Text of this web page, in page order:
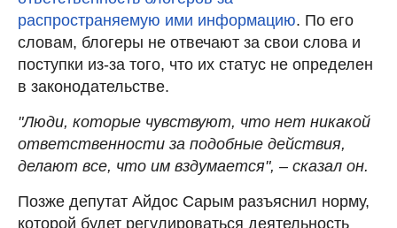
распространяемую ими информацию. По его
словам, блогеры не отвечают за свои слова и
поступки из-за того, что их статус не определен
в законодательстве.
"Люди, которые чувствуют, что нет никакой
ответственности за подобные действия,
делают все, что им вздумается", – сказал он.
Позже депутат Айдос Сарым разъяснил норму,
которой будет регулироваться деятельность